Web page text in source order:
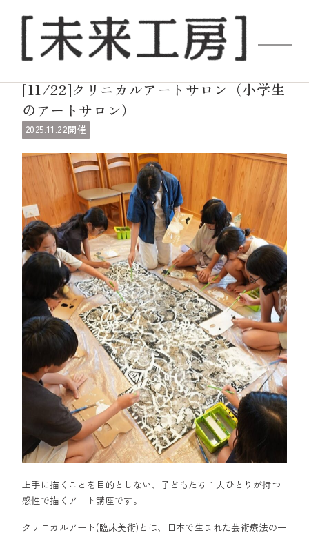
[11/22]クリニカルアートサロン（小学生
のアートサロン）
2025.11.22開催
上手に描くことを目的としない、子どもたち１人ひとりが持つ
感性で描くアート講座です。
クリニカルアート(臨床美術)とは、日本で生まれた芸術療法の一